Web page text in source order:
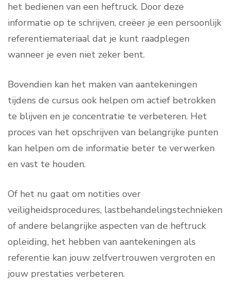
het bedienen van een heftruck. Door deze
informatie op te schrijven, creëer je een persoonlijk
referentiemateriaal dat je kunt raadplegen
wanneer je even niet zeker bent.
Bovendien kan het maken van aantekeningen
tijdens de cursus ook helpen om actief betrokken
te blijven en je concentratie te verbeteren. Het
proces van het opschrijven van belangrijke punten
kan helpen om de informatie beter te verwerken
en vast te houden.
Of het nu gaat om notities over
veiligheidsprocedures, lastbehandelingstechnieken
of andere belangrijke aspecten van de heftruck
opleiding, het hebben van aantekeningen als
referentie kan jouw zelfvertrouwen vergroten en
jouw prestaties verbeteren.